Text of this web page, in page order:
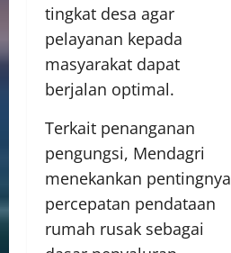
tingkat desa agar
pelayanan kepada
masyarakat dapat
berjalan optimal.
Terkait penanganan
pengungsi, Mendagri
menekankan pentingnya
percepatan pendataan
rumah rusak sebagai